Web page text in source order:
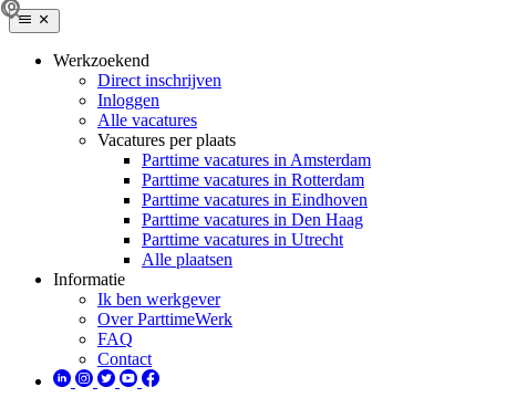
Werkzoekend
Direct inschrijven
Inloggen
Alle vacatures
Vacatures per plaats
Parttime vacatures in Amsterdam
Parttime vacatures in Rotterdam
Parttime vacatures in Eindhoven
Parttime vacatures in Den Haag
Parttime vacatures in Utrecht
Alle plaatsen
Informatie
Ik ben werkgever
Over ParttimeWerk
FAQ
Contact